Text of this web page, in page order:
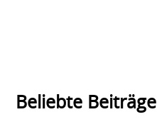
Beliebte Beiträge